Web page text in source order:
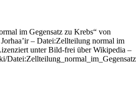
im Gegensatz zu Krebs“ von
– Datei:Zellteilung normal im
unter Bild-frei über Wikipedia –